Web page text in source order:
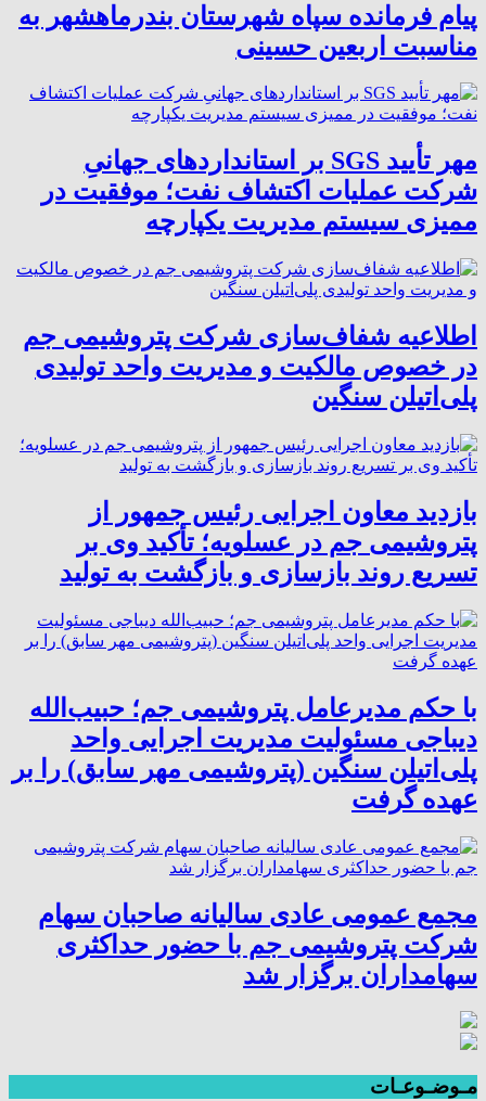
پیام فرمانده سپاه شهرستان بندرماهشهر به
مناسبت اربعین حسینی
مهر تأیید SGS بر استانداردهای جهانیِ
شرکت عملیات اکتشاف نفت؛ موفقیت در
ممیزی سیستم مدیریت یکپارچه
اطلاعیه شفاف‌سازی شرکت پتروشیمی جم
در خصوص مالکیت و مدیریت واحد تولیدی
پلی‌اتیلن سنگین
بازدید معاون اجرایی رئیس جمهور از
پتروشیمی جم در عسلویه؛ تأکید وی بر
تسریع روند بازسازی و بازگشت به تولید
با حکم مدیرعامل پتروشیمی جم؛ حبیب‌الله
دیباجی مسئولیت مدیریت اجرایی واحد
پلی‌اتیلن سنگین (پتروشیمی مهر سابق) را بر
عهده گرفت
مجمع عمومی عادی سالیانه صاحبان سهام
شرکت پتروشیمی جم با حضور حداکثری
سهامداران برگزار شد
مـوضـوعـات